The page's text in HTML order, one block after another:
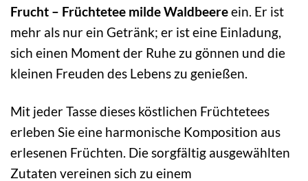
Frucht – Früchtetee milde Waldbeereein. Er ist
mehr als nur ein Getränk; er ist eine Einladung,
sich einen Moment der Ruhe zu gönnen und die
kleinen Freuden des Lebens zu genießen.
Mit jeder Tasse dieses köstlichen Früchtetees
erleben Sie eine harmonische Komposition aus
erlesenen Früchten. Die sorgfältig ausgewählten
Zutaten vereinen sich zu einem